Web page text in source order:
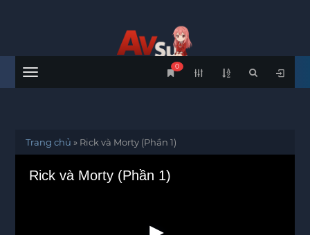
Menu
0
Trang chủ » Rick và Morty (Phần 1)
Rick và Morty (Phần 1)